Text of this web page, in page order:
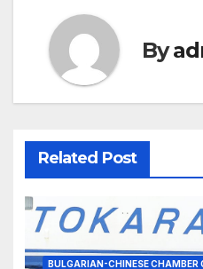
By
Related Post
BULGARIAN-CHINESE CHAMBER